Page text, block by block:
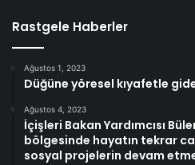
Rastgele Haberler
Ağustos 1, 2023
Düğüne yöresel kıyafetle
Ağustos 4, 2023
İçişleri Bakan Yardımcısı
bölgesinde hayatın tekrar
sosyal projelerin devam